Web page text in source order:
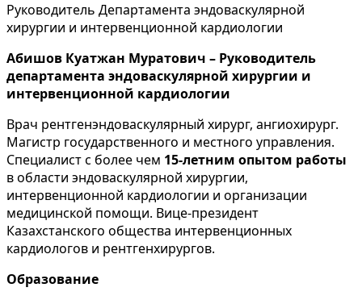
Руководитель Департамента эндоваскулярной
хирургии и интервенционной кардиологии
Абишов Куатжан Муратович – Руководитель
департамента эндоваскулярной хирургии и
интервенционной кардиологии
Врач рентгенэндоваскулярный хирург, ангиохирург.
Магистр государственного и местного управления.
Специалист с более чем 15-летним опытом работы
в области эндоваскулярной хирургии,
интервенционной кардиологии и организации
медицинской помощи. Вице-президент
Казахстанского общества интервенционных
кардиологов и рентгенхирургов.
Образование